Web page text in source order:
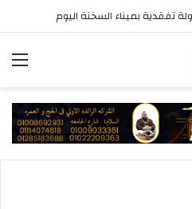
تفقدية بميناء السخنة اليوم